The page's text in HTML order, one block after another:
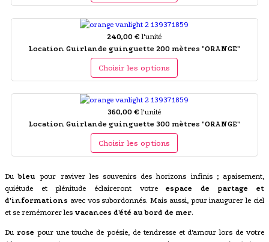
240,00 € l'unité
Location Guirlande guinguette 200 mètres "ORANGE"
Choisir les options
360,00 € l'unité
Location Guirlande guinguette 300 mètres "ORANGE"
Choisir les options
Dubleu pour raviver les souvenirs des horizons infinis ; apaisement,
quiétude et plénitude éclaireront votreespace de partage et
d'informations avec vos subordonnés. Mais aussi, pour inaugurer le ciel
et se remémorer les vacances d'été au bord de mer.
Du rosepour une touche de poésie, de tendresse et d'amour lors de votre